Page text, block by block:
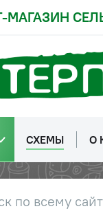
МАГАЗИН
СХЕМЫ О